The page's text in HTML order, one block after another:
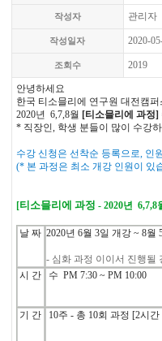
작성자 관리자
작성일자 2020-
조회수 2019
안녕하세요
한국 티소믈리에 연구원 대전캠
2020년 6,7,8월 [티소믈리에 과정
* 직장인, 학생 분들이 많이 수강
수강 신청은 선착순 등록으로, 인
(* 본 과정은 최소 개강 인원이 있
[티소믈리에 과정 - 2020년 6,7,8
날 짜 2020년 6월 3일 개강 ~ 8월
- 심화 과정 이이서 진행될
시
간 수 PM 7:30 ~ PM 10:00
기 간 10주 - 총 10회 과정 [2시간